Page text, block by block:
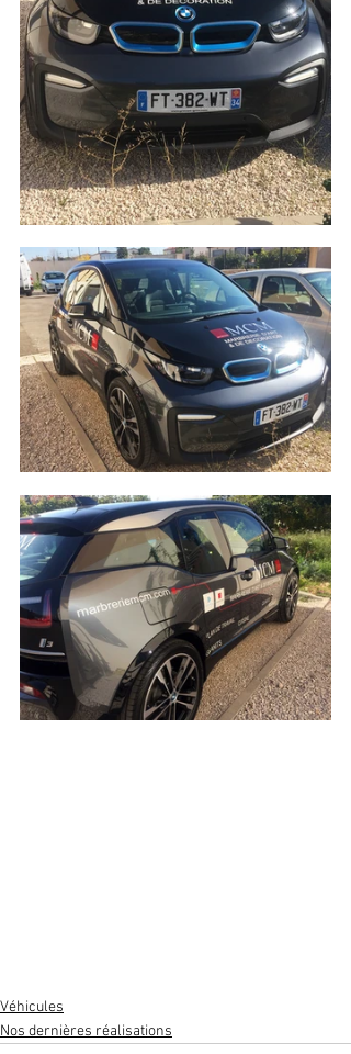
Véhicules
Nos dernières réalisations